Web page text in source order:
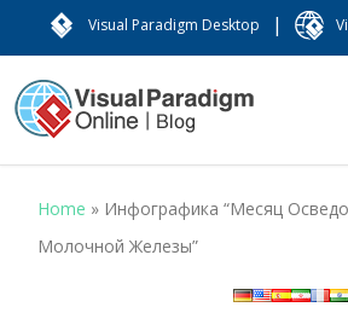
Visual Paradigm Desktop |
Home » Инфографика “Месяц
Молочной Железы”